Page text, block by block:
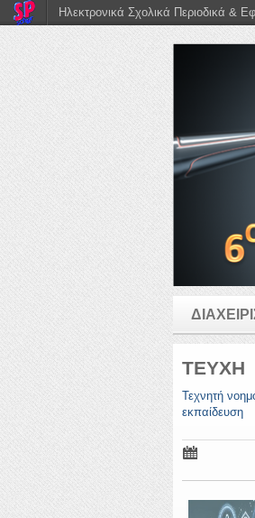
ΤΕΥΧΗ
Τεχνητή
εκπαίδευση
Ηλεκτρονικά Σχολικά Περιοδικά &